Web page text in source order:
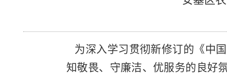
为深入学习贯彻新修订的《中
知敬畏、守廉洁、优服务的良好